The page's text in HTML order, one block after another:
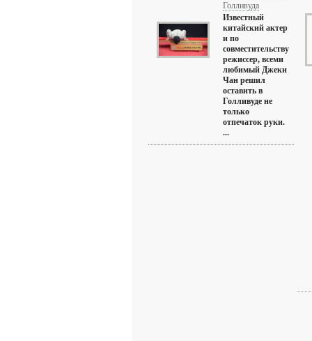
Голливуда
Известный
китайский актер
и по
совместительству
режиссер, всеми
любимый Джеки
Чан решил
оставить в
Голливуде не
только
отпечаток руки.
...